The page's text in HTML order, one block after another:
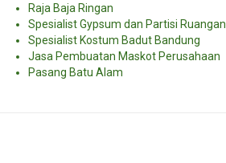
Raja Baja Ringan
Spesialist Gypsum dan Partisi Ruangan
Spesialist Kostum Badut Bandung
Jasa Pembuatan Maskot Perusahaan
Pasang Batu Alam